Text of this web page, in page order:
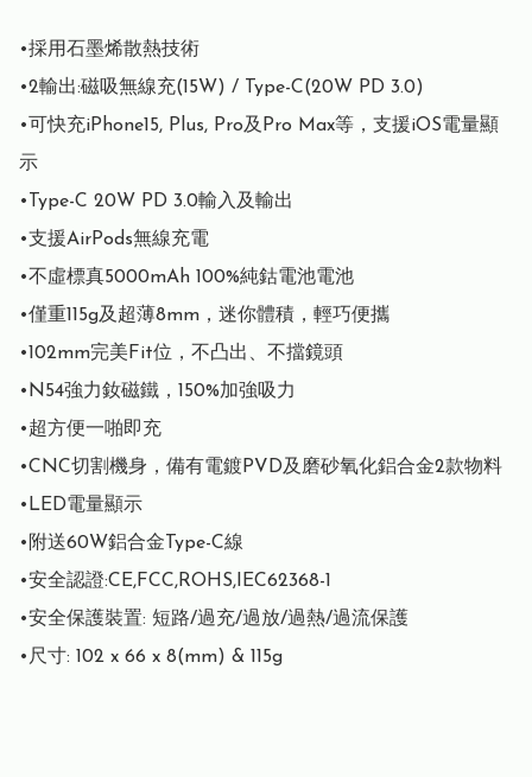
•採用石墨烯散熱技術
•2輸出:磁吸無線充(15W) / Type-C(20W PD 3.0)
•可快充iPhone15, Plus, Pro及Pro Max等，支援iOS電量顯
示
•Type-C 20W PD 3.0輸入及輸出
•支援AirPods無線充電
•不虛標真5000mAh 100%純鈷電池電池
•僅重115g及超薄8mm，迷你體積，輕巧便攜
•102mm完美Fit位，不凸出、不擋鏡頭
•N54強力釹磁鐵，150%加強吸力
•超方便一啪即充
•CNC切割機身，備有電鍍PVD及磨砂氧化鋁合金2款物料
•LED電量顯示
•附送60W鋁合金Type-C線
•安全認證:CE,FCC,ROHS,IEC62368-1
•安全保護裝置: 短路/過充/過放/過熱/過流保護
•尺寸: 102 x 66 x 8(mm) & 115g